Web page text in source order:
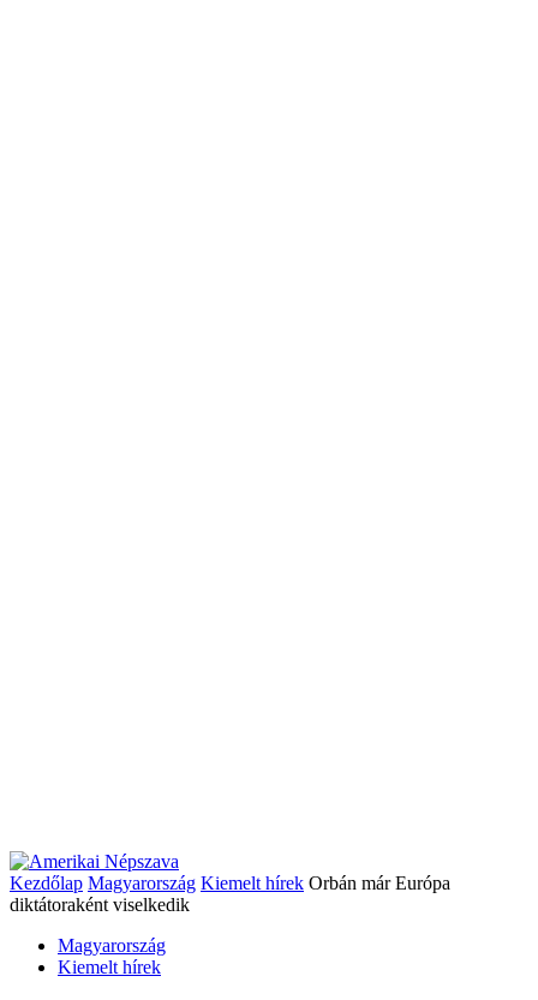
Kezdőlap Magyarország Kiemelt hírek Orbán már Európa
diktátoraként viselkedik
Magyarország
Kiemelt hírek